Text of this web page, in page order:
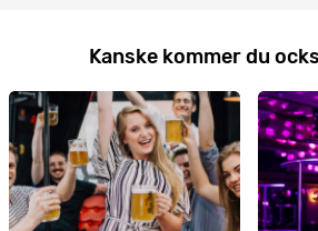
Kanske kommer du